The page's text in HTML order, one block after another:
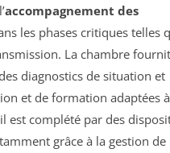
accompagnement des
les phases critiques telles
La chambre
diagnostics de situation et
et de formation adaptées à
est complété par des
grâce à la gestion de